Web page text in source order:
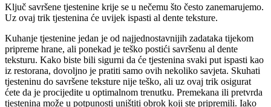
Ključ savršene tjestenine krije se u nečemu što često zanemarujemo.
Uz ovaj trik tjestenina će uvijek ispasti al dente teksture.
Kuhanje tjestenine jedan je od najjednostavnijih zadataka tijekom
pripreme hrane, ali ponekad je teško postići savršenu al dente
teksturu. Kako biste bili sigurni da će tjestenina svaki put ispasti kao
iz restorana, dovoljno je pratiti samo ovih nekoliko savjeta. Skuhati
tjesteninu do savršene teksture nije teško, ali uz ovaj trik osigurat
ćete da je procijedite u optimalnom trenutku. Premekana ili pretvrda
tjestenina može u potpunosti uništiti obrok koji ste pripremili. Iako